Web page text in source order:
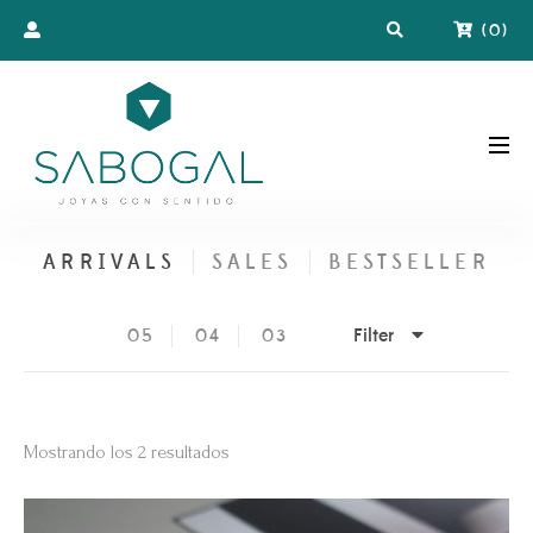
(0)
ARRIVALS SALES BESTSELLER
05 04 03 Filter
Mostrando los 2 resultados
los